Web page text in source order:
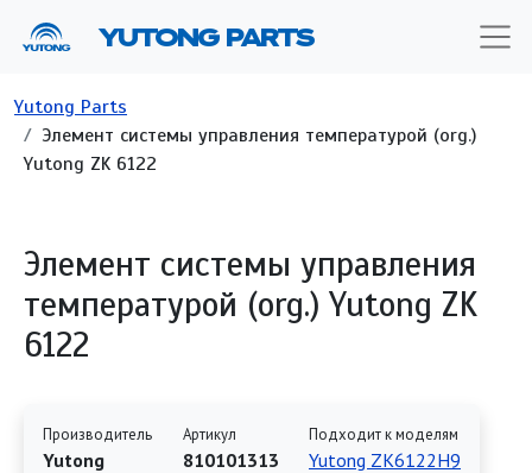
YUTONG PARTS
Строка навигации
Yutong Parts
Элемент системы управления температурой (org.)
Yutong ZK 6122
Элемент системы управления
температурой (org.) Yutong ZK
6122
Производитель
Yutong
Артикул
810101313
Подходит к моделям
Yutong ZK6122H9